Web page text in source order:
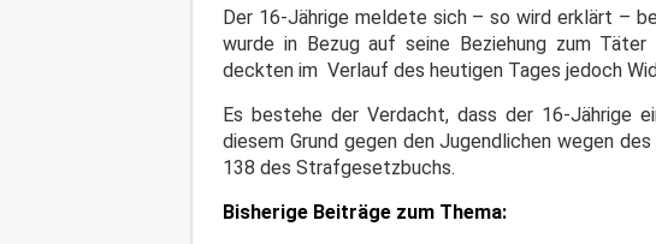
Der 16-Jährige meldete sich – so wird erklärt –
wurde in Bezug auf seine Beziehung zum Täter
deckten im Verlauf des heutigen Tages jedoch
Es bestehe der Verdacht, dass der 16-Jährige
diesem Grund gegen den Jugendlichen wegen
138 des Strafgesetzbuchs.
Bisherige Beiträge zum Thema: